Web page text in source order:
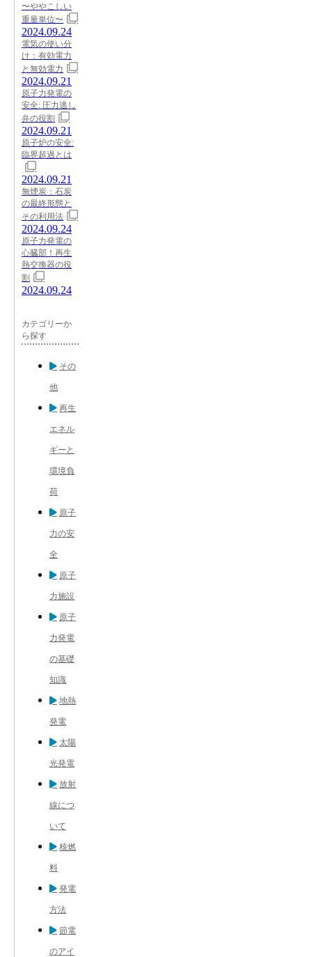
〜ややこしい
重量単位〜
2024.09.24
電気の使い分
け：有効電力
と無効電力
2024.09.21
原子力発電の
安全: 圧力逃し
弁の役割
2024.09.21
原子炉の安全:
臨界超過とは
2024.09.21
無煙炭：石炭
の最終形態と
その利用法
2024.09.24
原子力発電の
心臓部！再生
熱交換器の役
割
2024.09.24
カテゴリーか
ら探す
その
他
再生
エネル
ギーと
環境負
荷
原子
力の安
全
原子
力施設
原子
力発電
の基礎
知識
地熱
発電
太陽
光発電
放射
線につ
いて
核燃
料
発電
方法
節電
のアイ